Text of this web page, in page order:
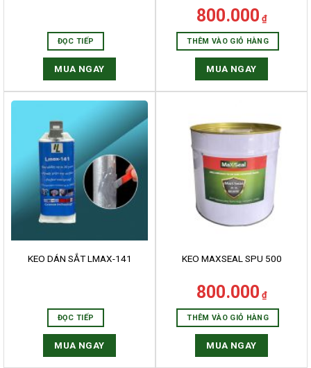
ĐỌC TIẾP
MUA NGAY
800.000 ₫
THÊM VÀO GIỎ HÀNG
MUA NGAY
KEO DÁN SẮT LMAX-141
ĐỌC TIẾP
MUA NGAY
KEO MAXSEAL SPU 500
800.000 ₫
THÊM VÀO GIỎ HÀNG
MUA NGAY